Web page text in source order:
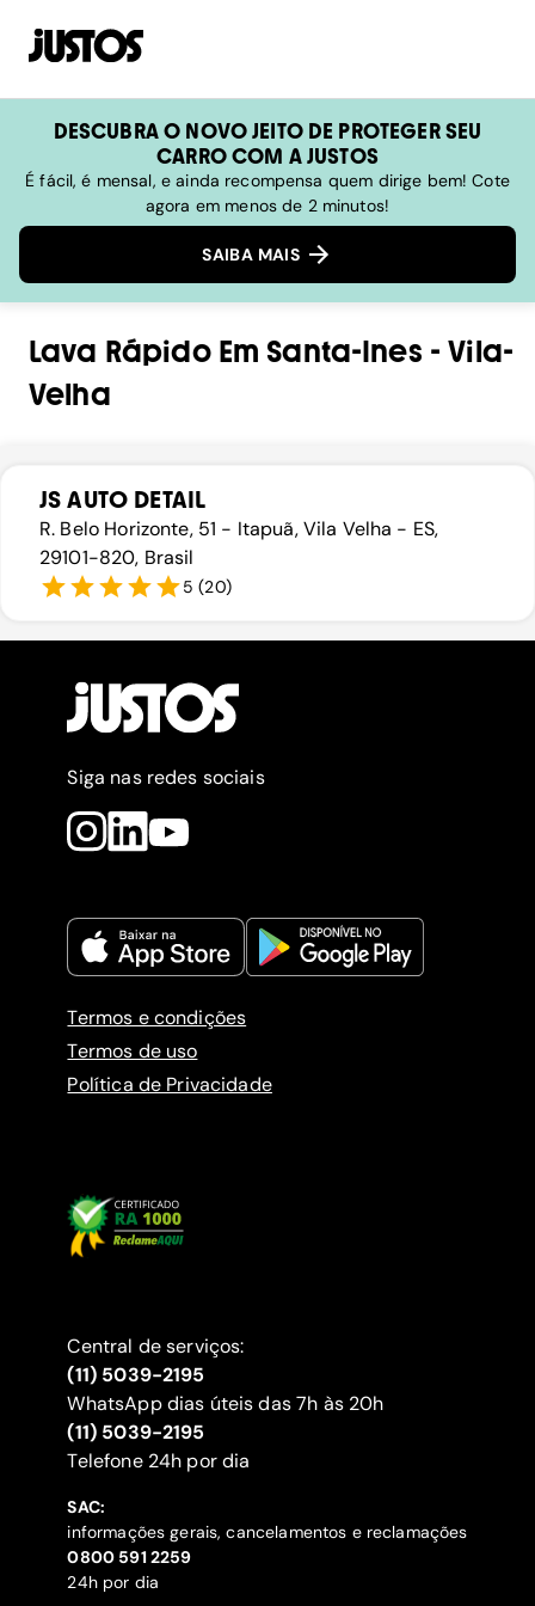
DESCUBRA O NOVO JEITO DE PROTEGER SEU
CARRO COM A JUSTOS
É fácil, é mensal, e ainda recompensa quem dirige bem! Cote
agora em menos de 2 minutos!
SAIBA MAIS
Lava RápidoEm Santa-Ines -Vila-
Velha
JS AUTO DETAIL
R. Belo Horizonte, 51 - Itapuã, Vila Velha - ES,
29101-820, Brasil
5 (20)
Siga nas redes sociais
Termos e condições
Termos de uso
Política de Privacidade
Central de serviços:
(11) 5039-2195
WhatsApp dias úteis das 7h às 20h
(11) 5039-2195
‍Telefone 24h por dia
SAC:
informações gerais, cancelamentos e reclamações
‍0800 591 2259
24h por dia